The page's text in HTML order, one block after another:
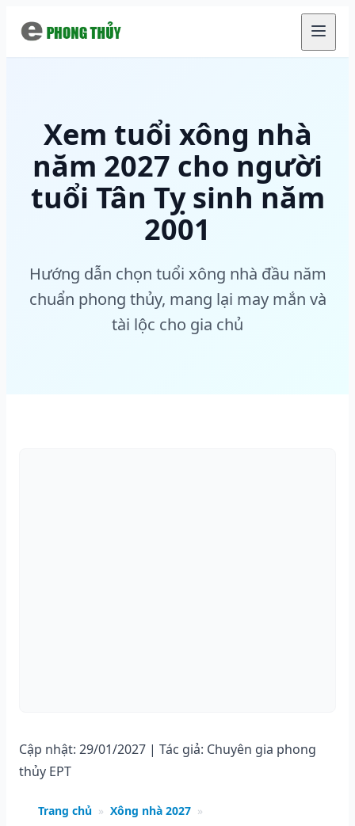
Xem tuổi xông nhà
năm 2027 cho người
tuổi Tân Tỵ sinh năm
2001
Hướng dẫn chọn tuổi xông nhà đầu năm
chuẩn phong thủy, mang lại may mắn và
tài lộc cho gia chủ
Cập nhật: 29/01/2027 | Tác giả: Chuyên gia phong
thủy EPT
Trang chủ » Xông nhà 2027 »